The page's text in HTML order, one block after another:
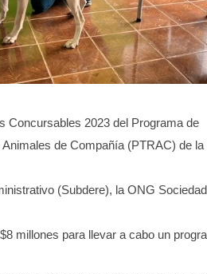
Concursables 2023 del Programa de
de Compañía (PTRAC) de
(Subdere), la ONG
millones para llevar a cabo un